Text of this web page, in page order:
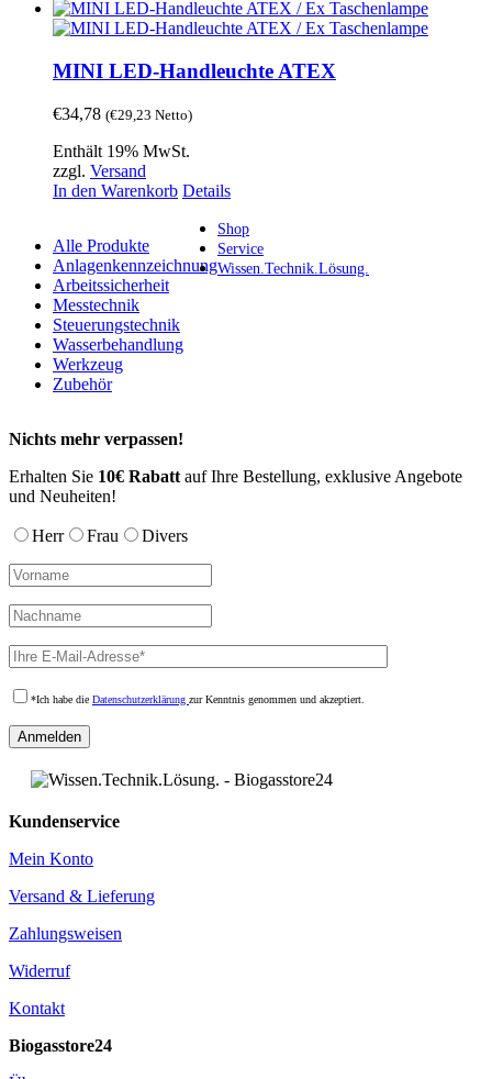
MINI LED-Handleuchte ATEX
€34,78 (€29,23 Netto)
Enthält 19% MwSt.
zzgl. Versand
In den Warenkorb Details
Alle Produkte
Anlagenkennzeichnung
Arbeitssicherheit
Messtechnik
Steuerungstechnik
Wasserbehandlung
Werkzeug
Zubehör
Shop
Service
Wissen.Technik.Lösung.
Nichts mehr verpassen!
Erhalten Sie 10€ Rabatt auf Ihre Bestellung, exklusive Angebote
und Neuheiten!
Herr Frau Divers
*Ich habe die Datenschutzerklärung zur Kenntnis genommen und akzeptiert.
Kundenservice
Mein Konto
Versand & Lieferung
Zahlungsweisen
Widerruf
Kontakt
Biogasstore24